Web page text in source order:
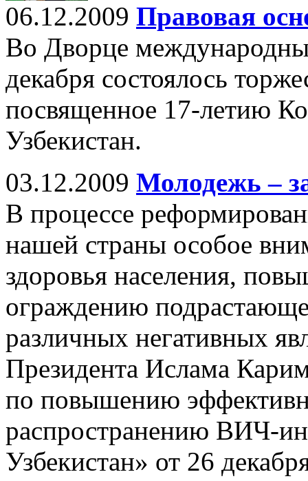
06.12.2009 Правовая
Во Дворце
декабря состоялось
посвященное 17-летию
Узбекистан.
03.12.2009 Молодежь –
В процессе
нашей страны особое
здоровья населения,
ограждению
различных негативных
Президента Ислама
по повышению
распространению ВИЧ-
Узбекистан» от 26